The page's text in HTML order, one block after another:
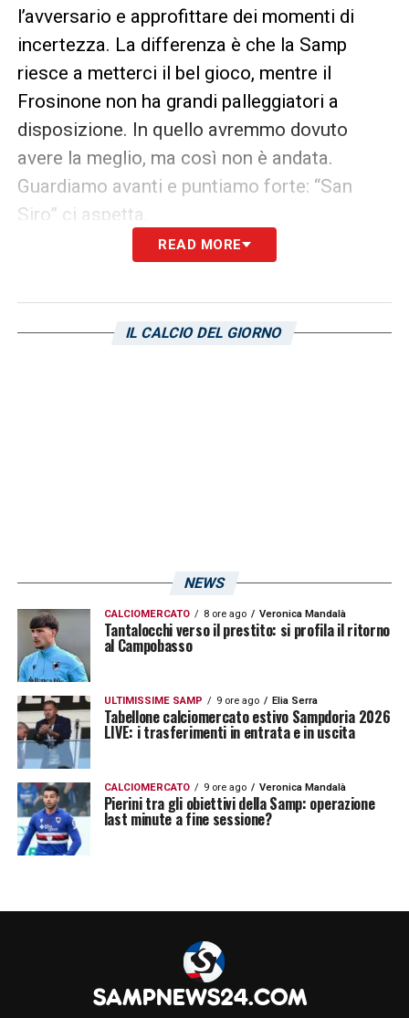
l’avversario e approfittare dei momenti di
incertezza. La differenza è che la Samp
riesce a metterci il bel gioco, mentre il
Frosinone non ha grandi palleggiatori a
disposizione. In quello avremmo dovuto
avere la meglio, ma così non è andata.
Guardiamo avanti e puntiamo forte: “San
Siro” ci aspetta.
READ MORE
IL CALCIO DEL GIORNO
NEWS
CALCIOMERCATO 8 ore ago Veronica Mandalà
Tantalocchi verso il prestito: si profila il ritorno
al Campobasso
ULTIMISSIME SAMP 9 ore ago Elia Serra
Tabellone calciomercato estivo Sampdoria 2026
LIVE: i trasferimenti in entrata e in uscita
CALCIOMERCATO 9 ore ago Veronica Mandalà
Pierini tra gli obiettivi della Samp: operazione
last minute a fine sessione?